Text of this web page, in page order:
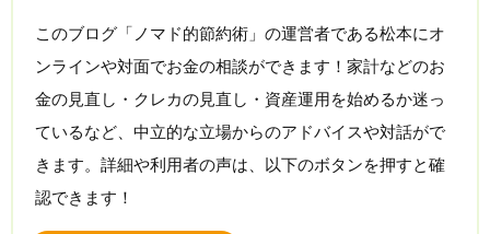
このブログ「ノマド的節約術」の運営者である松本にオ
ンラインや対面でお金の相談ができます！家計などのお
金の見直し・クレカの見直し・資産運用を始めるか迷っ
ているなど、中立的な立場からのアドバイスや対話がで
きます。詳細や利用者の声は、以下のボタンを押すと確
認できます！